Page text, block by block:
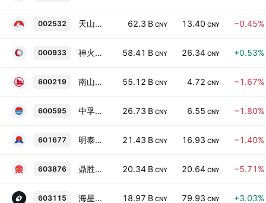
002532 天山铝业 62.3 B CNY 13.40 CNY −0.45%
000933 神火股份 58.41 B CNY 26.34 CNY +0.53%
600219 南山铝业 55.12 B CNY 4.72 CNY −1.67%
600595 中孚实业 26.73 B CNY 6.55 CNY −1.80%
601677 明泰铝业 21.43 B CNY 16.93 CNY −1.40%
603876 鼎胜新材 20.34 B CNY 20.64 CNY −5.71%
603115 海星股份 18.97 B CNY 79.93 CNY +3.03%